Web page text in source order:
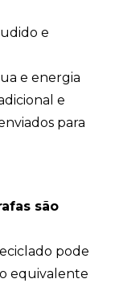
e
e energia
e
para
são
pode
equivalente